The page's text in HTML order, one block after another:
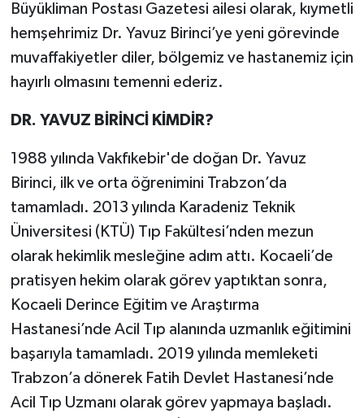
Büyükliman Postası Gazetesi ailesi olarak, kıymetli
hemşehrimiz Dr. Yavuz Birinci’ye yeni görevinde
muvaffakiyetler diler, bölgemiz ve hastanemiz için
hayırlı olmasını temenni ederiz.
DR. YAVUZ BİRİNCİ KİMDİR?
1988 yılında Vakfıkebir'de doğan Dr. Yavuz
Birinci, ilk ve orta öğrenimini Trabzon’da
tamamladı. 2013 yılında Karadeniz Teknik
Üniversitesi (KTÜ) Tıp Fakültesi’nden mezun
olarak hekimlik mesleğine adım attı. Kocaeli’de
pratisyen hekim olarak görev yaptıktan sonra,
Kocaeli Derince Eğitim ve Araştırma
Hastanesi’nde Acil Tıp alanında uzmanlık eğitimini
başarıyla tamamladı. 2019 yılında memleketi
Trabzon’a dönerek Fatih Devlet Hastanesi’nde
Acil Tıp Uzmanı olarak görev yapmaya başladı.